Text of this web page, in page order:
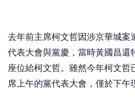
去年前主席柯文哲因涉京華城案
代表大會與黨慶，當時黃國昌還
座位給柯文哲。雖然今年柯文哲
席上午的黨代表大會，僅於下午